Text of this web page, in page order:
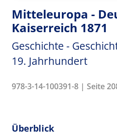
Mitteleuropa -
Kaiserreich 1871
Geschichte -
19. Jahrhundert
978-3-14-100391-8 | Seite
Überblick